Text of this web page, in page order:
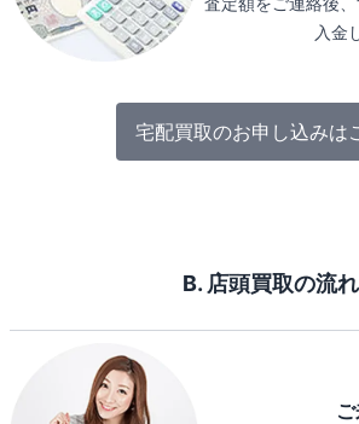
入金
宅配買取のお申し込みは
B. 店頭買取の流れ